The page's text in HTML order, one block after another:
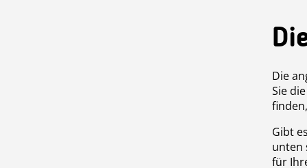
Die
Sie
Gibt
unten
für